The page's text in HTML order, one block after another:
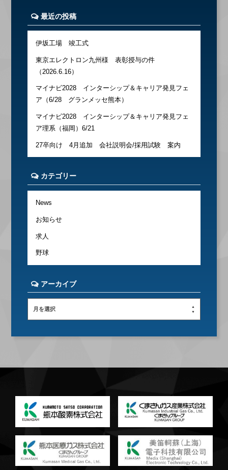
最近の投稿
伊坂工場 竣工式
東京エレクトロン九州様 表彰授与の件
（2026.6.16）
マイナビ2028 インターシップ＆キャリア発見フェ
ア（6/28 グランメッセ熊本）
マイナビ2028 インターシップ＆キャリア発見フェ
ア理系（福岡）6/21
27卒向け 4月追加 会社説明会/採用試験 案内
カテゴリー
News
お知らせ
求人
野球
アーカイブ
月を選択